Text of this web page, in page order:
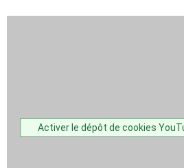
Activer le dépôt de cookies